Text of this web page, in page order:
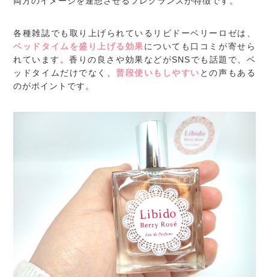
各種雑誌でも取り上げられているリビドーベリーロゼは、
ベッドタイムを盛り上げる効果についても口コミが寄せら
れています。香りの良さや効果などがSNSでも話題で、ベ
ッドタイムだけでなく、普段使いもしやすい との声もある
のがポイントです。